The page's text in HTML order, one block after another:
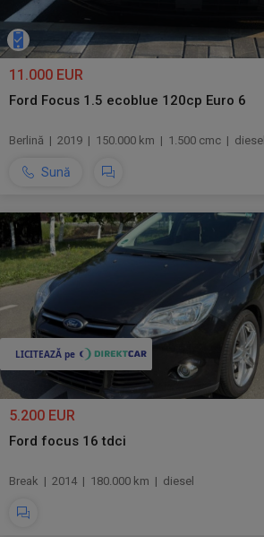
11.000 EUR
Ford Focus 1.5 ecoblue 120cp Euro 6
Berlină | 2019 | 150.000 km | 1.500 cmc | diesel
Sună
5.200 EUR
Ford focus 16 tdci
Break | 2014 | 180.000 km | diesel